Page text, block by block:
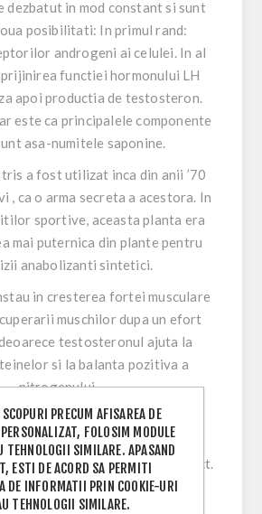
dezbatut in mod constant si sunt
posibilitati: In primul rand:
androgeni ai celulei. In al
functiei hormonului LH
apoi productia de testosteron.
este ca principalele componente
asa-numitele saponine.
a fost utilizat inca din anii ’70
, ca o arma secreta a acestora. In
sportive, aceasta planta era
mai puternica din plante pentru
anabolizanti sintetici.
in cresterea fortei musculare
muschilor dupa un efort
testosteronul ajuta la
si la balanta pozitiva a
nitrogenului.
doar cea mai buna calitate
Tribulus ultra 90, ceea ce
de 90% saponine din extract.
Tribulus ultra 90 gasitiaici
PRECUM AFISAREA DE
FOLOSIM MODULE
TEHNOLOGII SIMILARE. APASAND
ESTI DE ACORD SA PERMITI
DE INFORMATII PRIN COOKIE-URI
TEHNOLOGII SIMILARE.